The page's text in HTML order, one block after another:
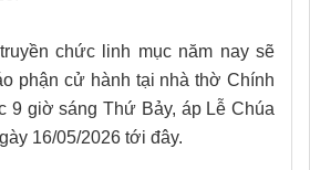
chức linh mục năm nay sẽ
phận cử hành tại nhà thờ Chính
9 giờ sáng Thứ Bảy, áp Lễ Chúa
16/05/2026 tới đây.